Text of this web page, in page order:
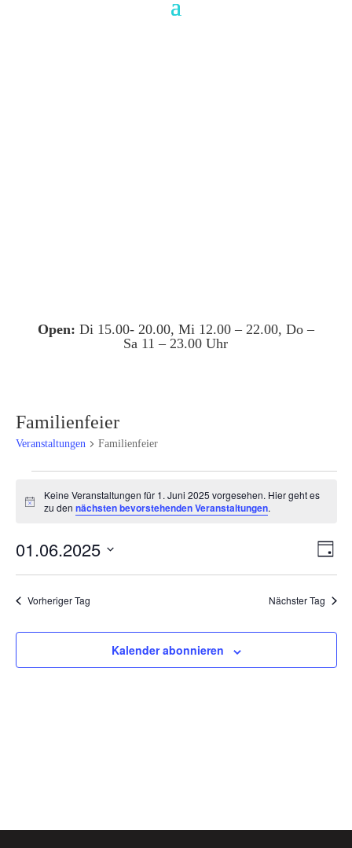
Open: Di 15.00- 20.00, Mi 12.00 – 22.00, Do –
Sa 11 – 23.00 Uhr
Familienfeier
Veranstaltungen Familienfeier
für
Juni
2025
Hinweis
Keine Veranstaltungen für 1. Juni 2025 vorgesehen. Hier geht es
zu den nächsten bevorstehenden Veranstaltungen.
Tag
01.06.2025
Vorheriger Tag Nächster Tag
Kalender abonnieren